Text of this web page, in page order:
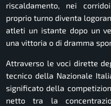
riscaldamento, nei
proprio turno diventa
atleti un istante dopo un
una vittoria o di dramma
Attraverso le voci dirette
tecnico della Nazionale
significato della
netto tra la